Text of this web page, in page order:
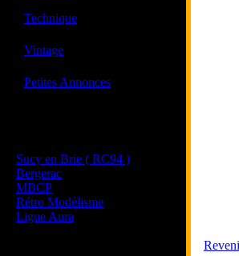
Technique
Vintage
Petites Annonces
Sucy en Brie ( RC94 )
Bergerac
MBCP
Rétro Modélisme
Ligue Aura